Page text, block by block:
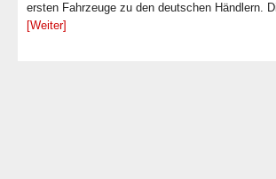
ersten Fahrzeuge zu den deutschen Händlern.
[Weiter]